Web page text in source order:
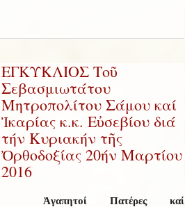
ΕΓΚΥΚΛΙΟΣ Τοῦ
Σεβασμιωτάτου
Μητροπολίτου Σάμου καί
Ἰκαρίας κ.κ. Εὐσεβίου διά
τήν Κυριακήν τῆς
Ὀρθοδοξίας 20ήν Μαρτίου
2016
Ἀγαπητοί Πατέρες καί